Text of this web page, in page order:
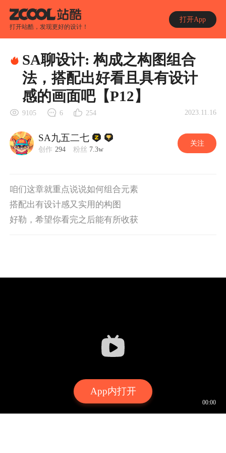
打开站酷，发现更好的设计！
打开App
App内打开
SA聊设计: 构成之构图组合
法，搭配出好看且具有设计
感的画面吧【P12】
9105 6 254 2023.11.16
SA九五二七
创作 294 粉丝 7.3w
关注
咱们这章就重点说说如何组合元素
搭配出有设计感又实用的构图
好勒，希望你看完之后能有所收获